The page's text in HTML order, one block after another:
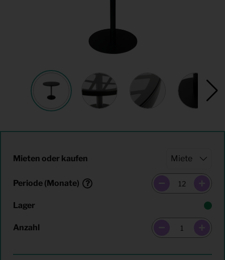
Mieten oder kaufen
Periode (Monate)
Lager
Anzahl